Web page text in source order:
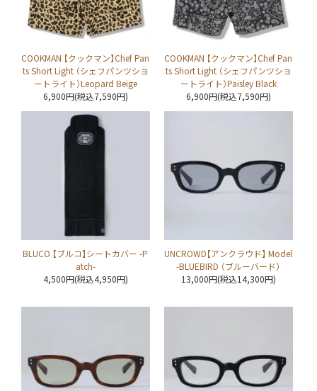
COOKMAN 【クックマン】Chef Pan
ts Short Light （シェフパンツショ
ートライト）Leopard Beige
6,900円(税込7,590円)
COOKMAN 【クックマン】Chef Pan
ts Short Light （シェフパンツショ
ートライト）Paisley Black
6,900円(税込7,590円)
BLUCO 【ブルコ】シートカバー -P
atch-
4,500円(税込4,950円)
UNCROWD【アンクラウド】 Model
-BLUEBIRD （ブルーバード）
13,000円(税込14,300円)